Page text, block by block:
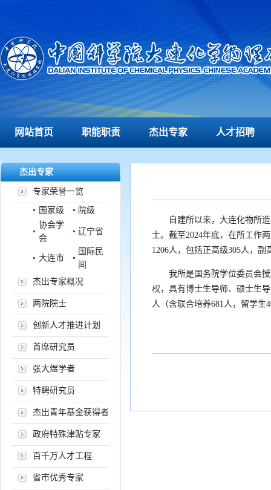
网站首页 职能职责 杰出专家 人才招聘
杰出专家
专家荣誉一览
国家级
院级
协会学
会
辽宁省
大连市
国际民
间
杰出专家概况
两院院士
创新人才推进计划
首席研究员
张大煜学者
特聘研究员
杰出青年基金获得者
政府特殊津贴专家
百千万人才工程
省市优秀专家
自建所以来，大连化物所
士。截至2024年底，在所工作
1206人，包括正高级305人，副
我所是国务院学位委员会授
权，具有博士生导师、硕士生
人（含联合培养681人，留学生